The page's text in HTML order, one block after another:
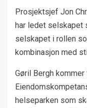
Prosjektsjef Jon
har ledet selskapet
selskapet i rollen
kombinasjon med
Gøril Bergh
helseparken som